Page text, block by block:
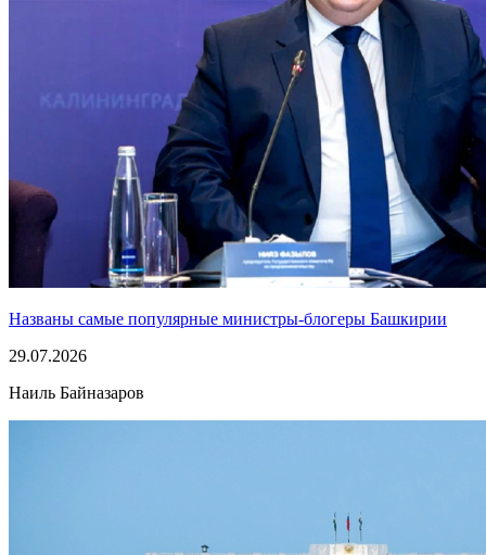
Названы самые популярные министры-блогеры Башкирии
29.07.2026
Наиль Байназаров